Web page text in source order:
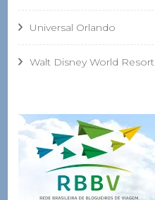
Universal Orlando
Walt Disney World Resort